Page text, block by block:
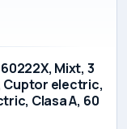
Mixt, 3
Cuptor electric,
Clasa A, 60